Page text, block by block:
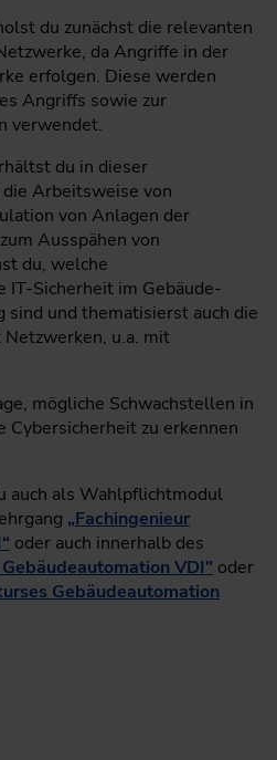
du zunächst die relevanten
da Angriffe in der
erfolgen. Diese werden
Angriffs sowie zur
verwendet.
du in dieser
Arbeitsweise von
von Anlagen der
Ausspähen von
du, welche
IT-Sicherheit im Gebäude­
und thematisierst auch die
u.a. mit
mögliche Schwachstellen in
Cybersicherheit zu erkennen
auch als Wahlpflichtmodul
„Fachingenieur
oder auch innerhalb des
VDI" oder
Gebäudeautomation